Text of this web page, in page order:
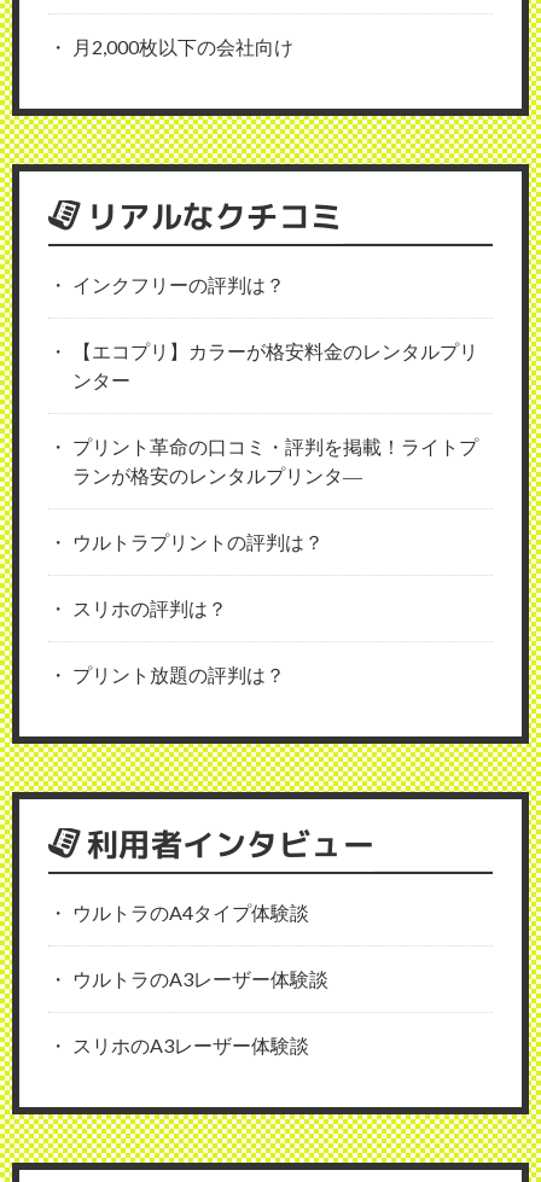
月2,000枚以下の会社向け
リアルなクチコミ
インクフリーの評判は？
【エコプリ】カラーが格安料金のレンタルプリ
ンター
プリント革命の口コミ・評判を掲載！ライトプ
ランが格安のレンタルプリンタ―
ウルトラプリントの評判は？
スリホの評判は？
プリント放題の評判は？
利用者インタビュー
ウルトラのA4タイプ体験談
ウルトラのA3レーザー体験談
スリホのA3レーザー体験談